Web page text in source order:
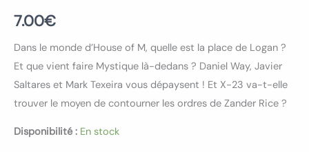
7.00€
Dans le monde d’House of M, quelle est la place de Logan ?
Et que vient faire Mystique là-dedans ? Daniel Way, Javier
Saltares et Mark Texeira vous dépaysent ! Et X-23 va-t-elle
trouver le moyen de contourner les ordres de Zander Rice ?
Disponibilité : En stock